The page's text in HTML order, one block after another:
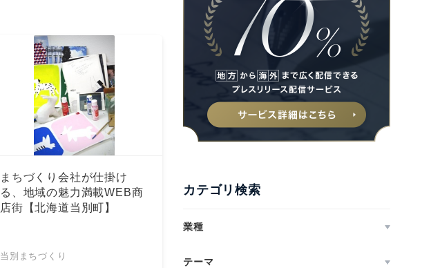
まちづくり会社が仕掛け
る、地域の魅力満載WEB商
店街【北海道当別町】
当別まちづくり
カテゴリ検索
業種
テーマ